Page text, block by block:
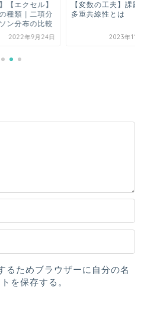
【変数の工夫】課題１
多重共線性とは
2023年11月22日
【計量
を検討
るためブラウザーに自分の名
を保存する。